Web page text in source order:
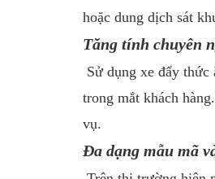
hoặc dung dịch sát
Tăng tính chuyên
Sử dụng xe đẩy
trong mắt khách
vụ.
Đa dạng mẫu mã